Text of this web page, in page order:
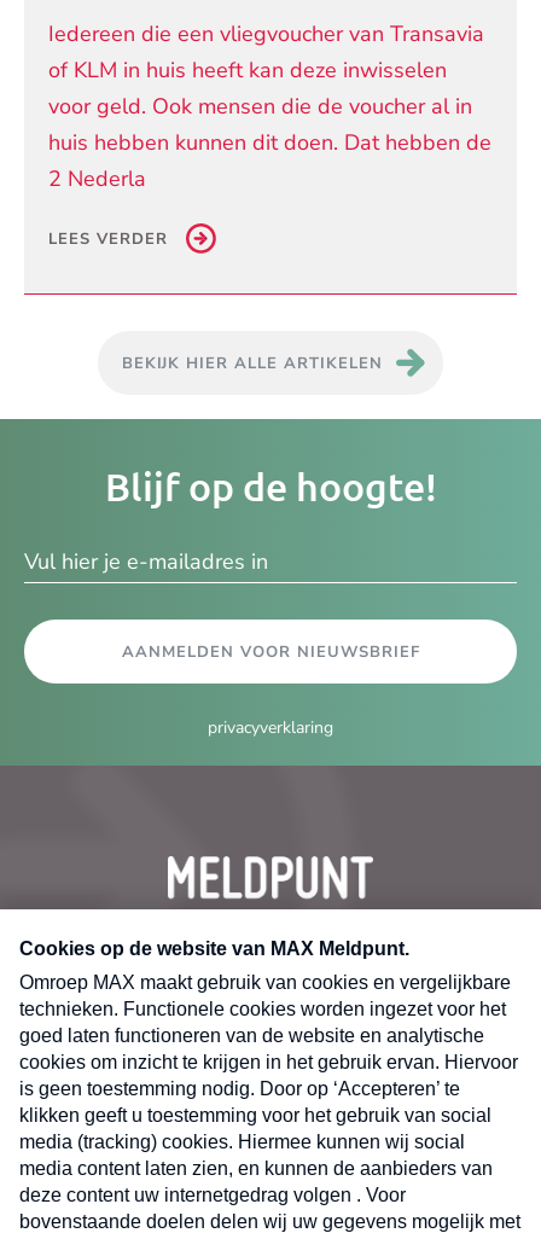
Iedereen die een vliegvoucher van Transavia
of KLM in huis heeft kan deze inwisselen
voor geld. Ook mensen die de voucher al in
huis hebben kunnen dit doen. Dat hebben de
2 Nederla
LEES VERDER
BEKIJK HIER ALLE ARTIKELEN
Blijf op de hoogte!
AANMELDEN VOOR NIEUWSBRIEF
privacyverklaring
CONTACT
Volg ons op